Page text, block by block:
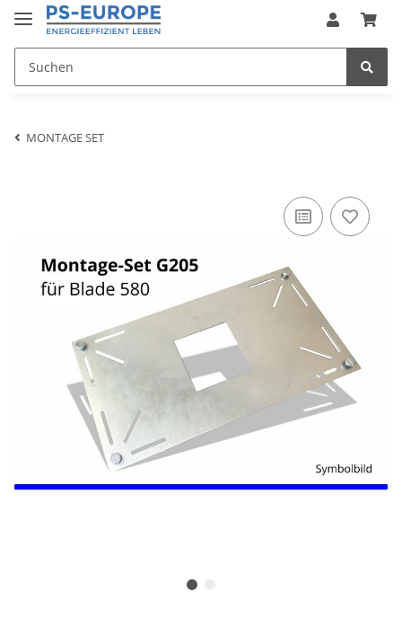
MONTAGE SET